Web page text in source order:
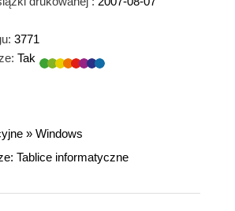
3771
Tak
» Windows
Tablice informatyczne